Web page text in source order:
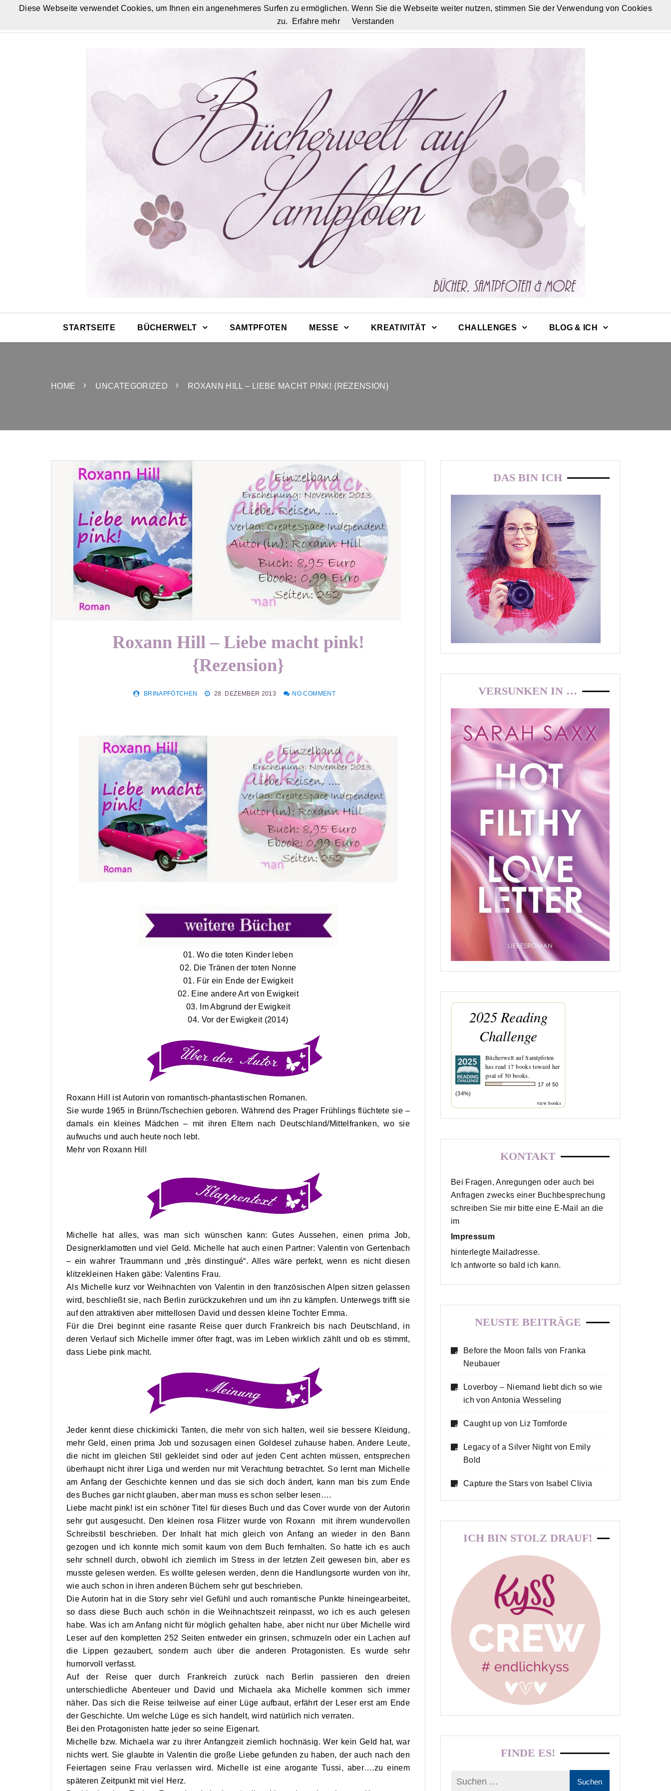
STARTSEITE BÜCHERWELT SAMTPFOTEN MESSE KREATIVITÄT CHALLENGES BLOG & ICH
HOME UNCATEGORIZED ROXANN HILL – LIEBE MACHT PINK! {REZENSION}
Roxann Hill – Liebe macht pink!
{Rezension}
BRINAPFÖTCHEN 28. DEZEMBER 2013 NO COMMENT
01.Wo die toten Kinder leben
02. Die Tränen der toten Nonne
01. Für ein Ende der Ewigkeit
02. Eine andere Art von Ewigkeit
03. Im Abgrund der Ewigkeit
04. Vor der Ewigkeit (2014)
Roxann Hill ist Autorin von romantisch-phantastischen Romanen.
Sie wurde 1965 in Brünn/Tschechien geboren. Während des Prager Frühlings flüchtete sie –
damals ein kleines Mädchen – mit ihren Eltern nach Deutschland/Mittelfranken, wo sie
aufwuchs und auch heute noch lebt.
Mehr von Roxann Hill
Michelle hat alles, was man sich wünschen kann: Gutes Aussehen, einen prima Job,
Designerklamotten und viel Geld. Michelle hat auch einen Partner: Valentin von Gertenbach
– ein wahrer Traummann und „très dinstingué“. Alles wäre perfekt, wenn es nicht diesen
klitzekleinen Haken gäbe: Valentins Frau.
Als Michelle kurz vor Weihnachten von Valentin in den französischen Alpen sitzen gelassen
wird, beschließt sie, nach Berlin zurückzukehren und um ihn zu kämpfen. Unterwegs trifft sie
auf den attraktiven aber mittellosen David und dessen kleine Tochter Emma.
Für die Drei beginnt eine rasante Reise quer durch Frankreich bis nach Deutschland, in
deren Verlauf sich Michelle immer öfter fragt, was im Leben wirklich zählt und ob es stimmt,
dass Liebe pink macht.
Jeder kennt diese chickimicki Tanten, die mehr von sich halten, weil sie bessere Kleidung,
mehr Geld, einen prima Job und sozusagen einen Goldesel zuhause haben. Andere Leute,
die nicht im gleichen Stil gekleidet sind oder auf jeden Cent achten müssen, entsprechen
überhaupt nicht ihrer Liga und werden nur mit Verachtung betrachtet. So lernt man Michelle
am Anfang der Geschichte kennen und das sie sich doch ändert, kann man bis zum Ende
des Buches gar nicht glauben, aber man muss es schon selber lesen….
Liebe macht pink! ist ein schöner Titel für dieses Buch und das Cover wurde von der Autorin
sehr gut ausgesucht. Den kleinen rosa Flitzer wurde von Roxann mit ihrem wundervollen
Schreibstil beschrieben. Der Inhalt hat mich gleich von Anfang an wieder in den Bann
gezogen und ich konnte mich somit kaum von dem Buch fernhalten. So hatte ich es auch
sehr schnell durch, obwohl ich ziemlich im Stress in der letzten Zeit gewesen bin, aber es
musste gelesen werden. Es wollte gelesen werden, denn die Handlungsorte wurden von ihr,
wie auch schon in ihren anderen Büchern sehr gut beschrieben.
Die Autorin hat in die Story sehr viel Gefühl und auch romantische Punkte hineingearbeitet,
so dass diese Buch auch schön in die Weihnachtszeit reinpasst, wo ich es auch gelesen
habe. Was ich am Anfang nicht für möglich gehalten habe, aber nicht nur über Michelle wird
Leser auf den kompletten 252 Seiten entweder ein grinsen, schmuzeln oder ein Lachen auf
die Lippen gezaubert, sondern auch über die anderen Protagonisten. Es wurde sehr
humorvoll verfasst.
Auf der Reise quer durch Frankreich zurück nach Berlin passieren den dreien
unterschiedliche Abenteuer und David und Michaela aka Michelle kommen sich immer
näher. Das sich die Reise teilweise auf einer Lüge aufbaut, erfährt der Leser erst am Ende
der Geschichte. Um welche Lüge es sich handelt, wird natürlich nich verraten.
Bei den Protagonisten hatte jeder so seine Eigenart.
Michelle bzw. Michaela war zu ihrer Anfangzeit ziemlich hochnäsig. Wer kein Geld hat, war
nichts wert. Sie glaubte in Valentin die große Liebe gefunden zu haben, der auch nach den
Feiertagen seine Frau verlassen wird. Michelle ist eine arogante Tussi, aber….zu einem
späteren Zeitpunkt mit viel Herz.
DAS BIN ICH
VERSUNKEN IN …
2025 Reading
Challenge
Bücherwelt auf Samtpfoten
has read 17 books toward her
goal of 50 books.
17 of 50
(34%)
view books
KONTAKT
Bei Fragen, Anregungen oder auch bei
Anfragen zwecks einer Buchbesprechung
schreiben Sie mir bitte eine E-Mail an die
im
Impressum
hinterlegte Mailadresse.
Ich antworte so bald ich kann.
NEUSTE BEITRÄGE
Before the Moon falls von Franka
Neubauer
Loverboy – Niemand liebt dich so wie
ich von Antonia Wesseling
Caught up von Liz Tomforde
Legacy of a Silver Night von Emily
Bold
Capture the Stars von Isabel Clivia
ICH BIN STOLZ DRAUF!
FINDE ES!
Diese Webseite verwendet Cookies, um Ihnen ein angenehmeres Surfen zu ermöglichen. Wenn Sie die Webseite weiter nutzen, stimmen Sie der Verwendung von Cookies
zu.
Erfahre mehr Verstanden